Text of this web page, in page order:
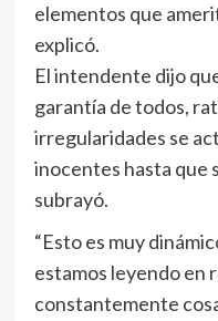
elementos que
explicó.
El intendente dijo
garantía de todos,
irregularidades se
inocentes hasta que
subrayó.
“Esto es muy
estamos leyendo en
constantemente